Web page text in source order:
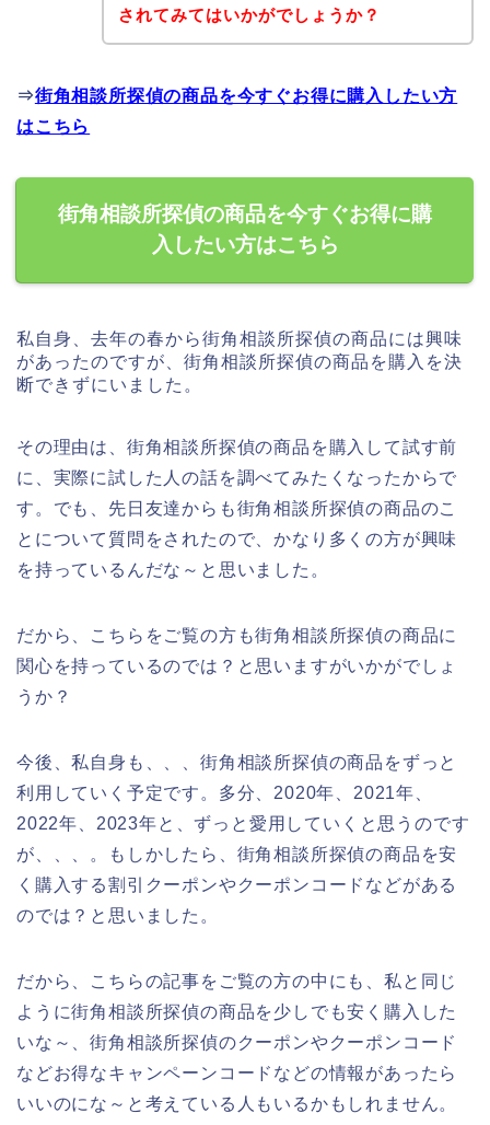
されてみてはいかがでしょうか？
⇒街角相談所探偵の商品を今すぐお得に購入したい方
はこちら
街角相談所探偵の商品を今すぐお得に購
入したい方はこちら
私自身、去年の春から街角相談所探偵の商品には興味
があったのですが、街角相談所探偵の商品を購入を決
断できずにいました。
その理由は、街角相談所探偵の商品を購入して試す前
に、実際に試した人の話を調べてみたくなったからで
す。でも、先日友達からも街角相談所探偵の商品のこ
とについて質問をされたので、かなり多くの方が興味
を持っているんだな～と思いました。
だから、こちらをご覧の方も街角相談所探偵の商品に
関心を持っているのでは？と思いますがいかがでしょ
うか？
今後、私自身も、、、街角相談所探偵の商品をずっと
利用していく予定です。多分、2020年、2021年、
2022年、2023年と、ずっと愛用していくと思うのです
が、、、。もしかしたら、街角相談所探偵の商品を安
く購入する割引クーポンやクーポンコードなどがある
のでは？と思いました。
だから、こちらの記事をご覧の方の中にも、私と同じ
ように街角相談所探偵の商品を少しでも安く購入した
いな～、街角相談所探偵のクーポンやクーポンコード
などお得なキャンペーンコードなどの情報があったら
いいのにな～と考えている人もいるかもしれません。